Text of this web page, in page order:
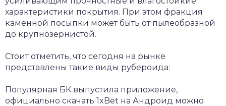
характеристики покрытия. При этом фракция
каменной посыпки может быть от пылеобразной
до крупнозернистой.
Стоит отметить, что сегодня на рынке
представлены такие виды рубероида:
Популярная БК выпустила приложение,
официально скачать 1xBet на Андроид можно